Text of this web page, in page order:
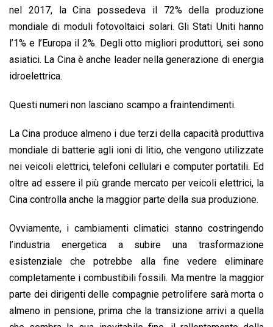
nel 2017, la Cina possedeva il 72% della produzione
mondiale di moduli fotovoltaici solari. Gli Stati Uniti hanno
l’1% e l’Europa il 2%. Degli otto migliori produttori, sei sono
asiatici. La Cina è anche leader nella generazione di energia
idroelettrica.
Questi numeri non lasciano scampo a fraintendimenti.
La Cina produce almeno i due terzi della capacità produttiva
mondiale di batterie agli ioni di litio, che vengono utilizzate
nei veicoli elettrici, telefoni cellulari e computer portatili. Ed
oltre ad essere il più grande mercato per veicoli elettrici, la
Cina controlla anche la maggior parte della sua produzione.
Ovviamente, i cambiamenti climatici stanno costringendo
l’industria energetica a subire una trasformazione
esistenziale che potrebbe alla fine vedere eliminare
completamente i combustibili fossili. Ma mentre la maggior
parte dei dirigenti delle compagnie petrolifere sarà morta o
almeno in pensione, prima che la transizione arrivi a quella